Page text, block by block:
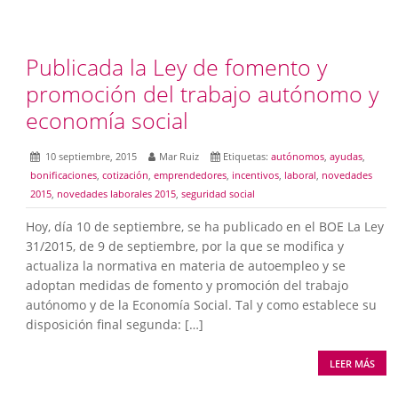
Publicada la Ley de fomento y
promoción del trabajo autónomo y
economía social
10 septiembre, 2015 Mar Ruiz Etiquetas:autónomos,ayudas,
bonificaciones,cotización,emprendedores, incentivos, laboral, novedades
2015, novedades laborales 2015,seguridad social
Hoy, día 10 de septiembre, se ha publicado en el BOE La Ley
31/2015, de 9 de septiembre, por la que se modifica y
actualiza la normativa en materia de autoempleo y se
adoptan medidas de fomento y promoción del trabajo
autónomo y de la Economía Social. Tal y como establece su
disposición final segunda: […]
LEER MÁS